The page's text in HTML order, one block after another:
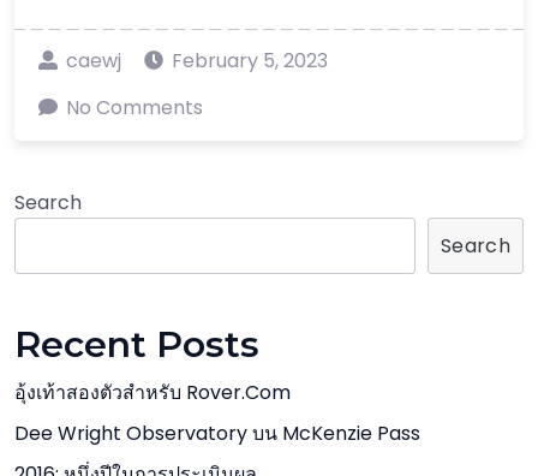
caewj
February 5, 2023
No Comments
Search
Search
Recent Posts
อุ้งเท้าสองตัวสำหรับ Rover.com
Dee Wright Observatory บน McKenzie Pass